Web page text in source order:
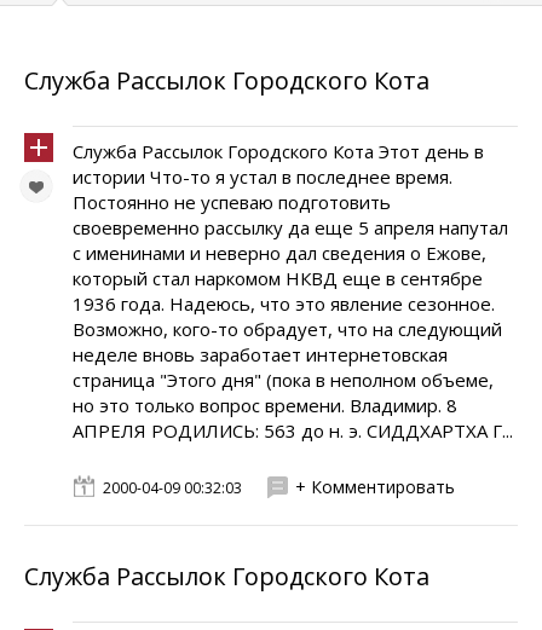
Служба Рассылок Городского Кота
Служба Рассылок Городского Кота Этот день в
истории Что-то я устал в последнее время.
Постоянно не успеваю подготовить
своевременно рассылку да еще 5 апреля напутал
с именинами и неверно дал сведения о Ежове,
который стал наркомом НКВД еще в сентябре
1936 года. Надеюсь, что это явление сезонное.
Возможно, кого-то обрадует, что на следующий
неделе вновь заработает интернетовская
страница "Этого дня" (пока в неполном объеме,
но это только вопрос времени. Владимир. 8
АПРЕЛЯ РОДИЛИСЬ: 563 до н. э. СИДДХАРТХА Г...
2000-04-09 00:32:03 + Комментировать
Служба Рассылок Городского Кота